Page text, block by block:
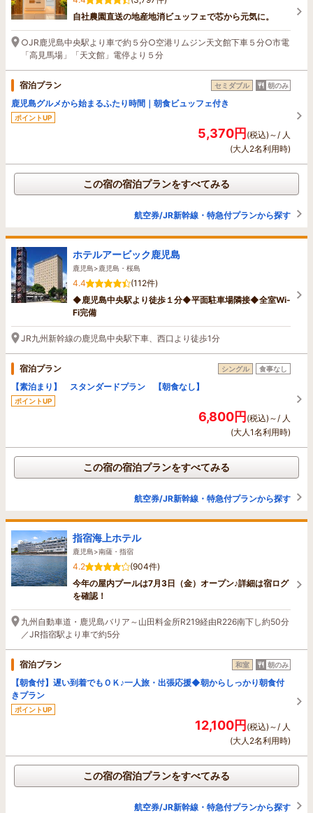
自社農園直送の地産地消ビュッフェで芯から元気に。
○JR鹿児島中央駅より車で約５分○空港リムジン天文館下車５分○市電
「高見馬場」「天文館」電停より５分
宿泊プラン セミダブル 朝のみ
鹿児島グルメから始まるふたり時間｜朝食ビュッフェ付き
ポイントUP
5,370円(税込)～/ 人
(大人2名利用時)
この宿の宿泊プランをすべてみる
航空券/JR新幹線・特急付プランから探す
ホテルアービック鹿児島
鹿児島>鹿児島・桜島
4.4
(112件)
◆鹿児島中央駅より徒歩１分◆平面駐車場隣接◆全室Wi-
Fi完備
JR九州新幹線の鹿児島中央駅下車、西口より徒歩1分
宿泊プラン シングル 食事なし
【素泊まり】 スタンダードプラン 【朝食なし】
ポイントUP
6,800円(税込)～/ 人
(大人1名利用時)
この宿の宿泊プランをすべてみる
航空券/JR新幹線・特急付プランから探す
指宿海上ホテル
鹿児島>南薩・指宿
4.2
(904件)
今年の屋内プールは7月3日（金）オープン♪詳細は宿ログ
を確認！
九州自動車道・鹿児島バリア～山田料金所R219経由R226南下し約50分
／JR指宿駅より車で約5分
宿泊プラン 和室 朝のみ
【朝食付】遅い到着でもＯＫ♪一人旅・出張応援◆朝からしっかり朝食付
きプラン
ポイントUP
12,100円(税込)～/ 人
(大人2名利用時)
この宿の宿泊プランをすべてみる
航空券/JR新幹線・特急付プランから探す